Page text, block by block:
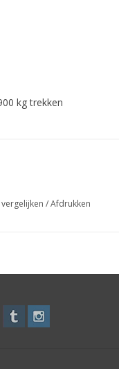
kg trekken
/Afdrukken